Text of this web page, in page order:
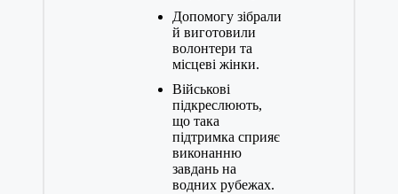
Допомогу зібрали
й виготовили
волонтери та
місцеві жінки.
Військові
підкреслюють,
що така
підтримка сприяє
виконанню
завдань на
водних рубежах.